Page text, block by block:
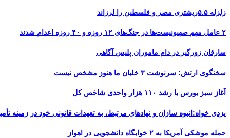
زلزله ۵.۵ریشتری مصر و فلسطین را لرزاند
۲ عامل مهم صهیونیست‌ها در جنگ‌های ۱۲ روزه و ۴۰ روزه اعدام شدند
سارقان زورگیر در دام ماموران پلیس آگاهی
سخنگوی ارتش: سرنوشت ۳ خلبان ما هنوز مشخص نیست
آغاز سبز بورس با رشد ۱۱۰ هزار واحدی شاخص کل
یزدی خواه:انبوه سازان و نهادهای مرتبط، به تعهدات قانونی خود در زمینه
حمله موشکی آمریکا به ۲ خوابگاه دانشجویی در اهواز